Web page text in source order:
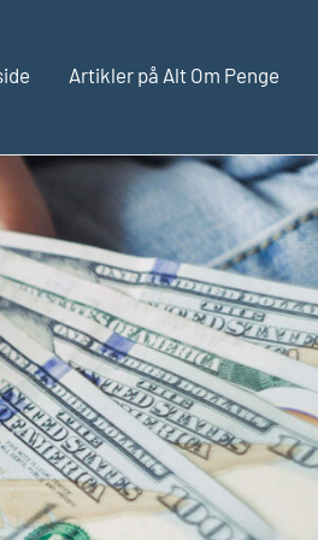
Artikler på Alt Om Penge